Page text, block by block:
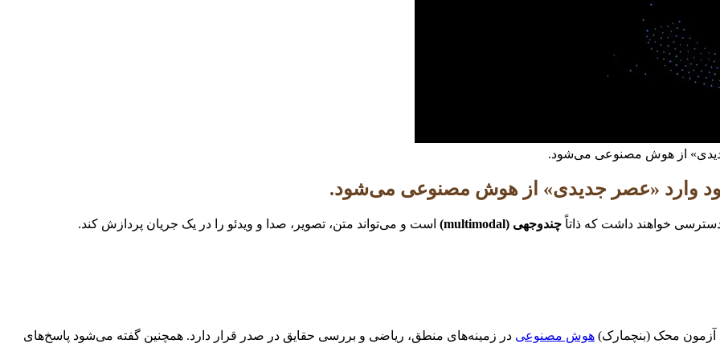
خواهند داشت که ذاتاً چندوجهی (multimodal) است و می‌تواند متن، تصویر، صدا و ویدئو را در یک جریان پردازش کند.
هوش مصنوعی در زمینه‌های منطق، ریاضی و بررسی حقایق در صدر قرار دارد. همچنین گفته می‌شود پاسخ‌های